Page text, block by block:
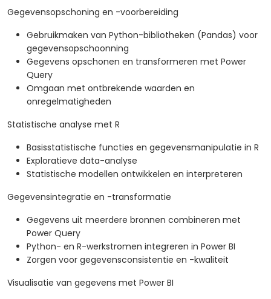
Gegevensopschoning en -voorbereiding
Gebruikmaken van Python-bibliotheken (Pandas) voor
gegevensopschoonning
Gegevens opschonen en transformeren met Power
Query
Omgaan met ontbrekende waarden en
onregelmatigheden
Statistische analyse met R
Basisstatistische functies en gegevensmanipulatie in R
Exploratieve data-analyse
Statistische modellen ontwikkelen en interpreteren
Gegevensintegratie en -transformatie
Gegevens uit meerdere bronnen combineren met
Power Query
Python- en R-werkstromen integreren in Power BI
Zorgen voor gegevensconsistentie en -kwaliteit
Visualisatie van gegevens met Power BI